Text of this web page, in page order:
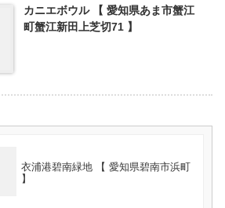
カニエボウル 【 愛知県あま市蟹江
町蟹江新田上芝切71 】
衣浦港碧南緑地 【 愛知県碧南市浜町
】